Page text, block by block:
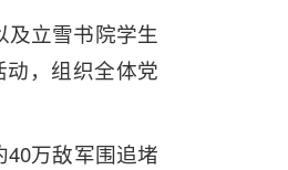
及立雪书院学生
动，组织全体党
万敌军围追堵